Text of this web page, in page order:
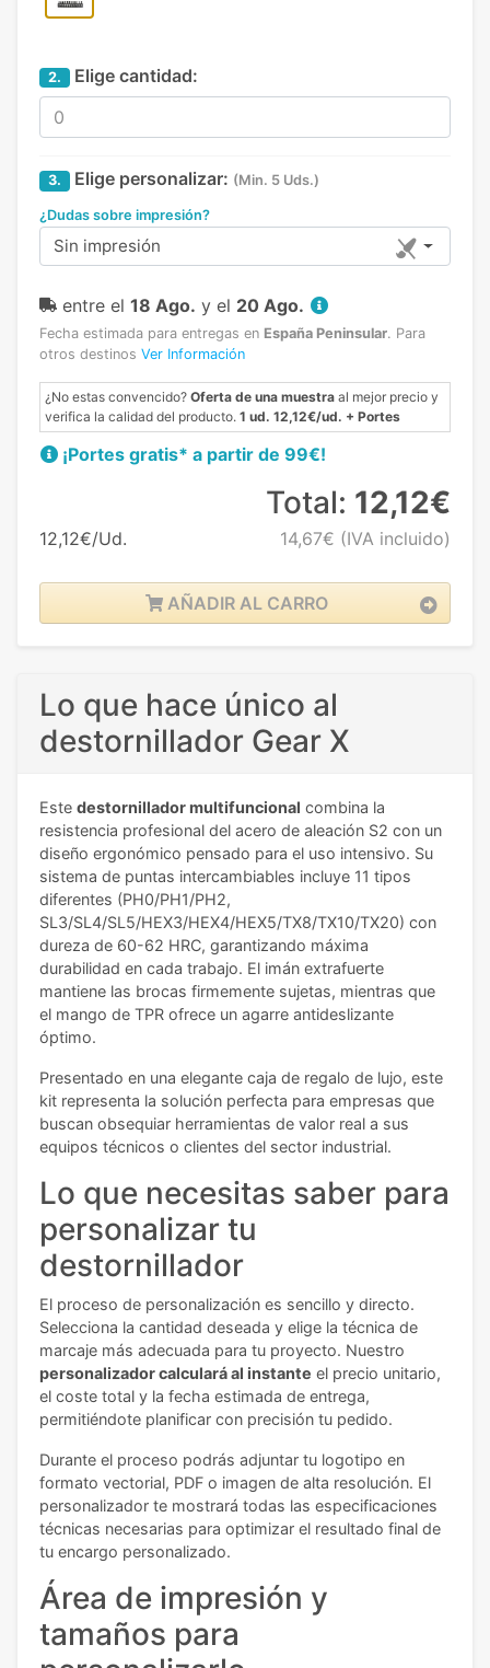
2. Elige cantidad:
3. Elige personalizar: (Min. 5 Uds.)
¿Dudas sobre impresión?
Sin impresión
entre el 18 Ago. y el 20 Ago.
Fecha estimada para entregas en España Peninsular. Para
otros destinos Ver Información
¿No estas convencido? Oferta de una muestra al mejor precio y
verifica la calidad del producto. 1 ud. 12,12€/ud. + Portes
¡Portes gratis* a partir de 99€!
12,12€/Ud.
Total: 12,12€
14,67€ (IVA incluido)
AÑADIR AL CARRO
Lo que hace único al
destornillador Gear X
Este destornillador multifuncional combina la
resistencia profesional del acero de aleación S2 con un
diseño ergonómico pensado para el uso intensivo. Su
sistema de puntas intercambiables incluye 11 tipos
diferentes (PH0/PH1/PH2,
SL3/SL4/SL5/HEX3/HEX4/HEX5/TX8/TX10/TX20) con
dureza de 60-62 HRC, garantizando máxima
durabilidad en cada trabajo. El imán extrafuerte
mantiene las brocas firmemente sujetas, mientras que
el mango de TPR ofrece un agarre antideslizante
óptimo.
Presentado en una elegante caja de regalo de lujo, este
kit representa la solución perfecta para empresas que
buscan obsequiar herramientas de valor real a sus
equipos técnicos o clientes del sector industrial.
Lo que necesitas saber para
personalizar tu
destornillador
El proceso de personalización es sencillo y directo.
Selecciona la cantidad deseada y elige la técnica de
marcaje más adecuada para tu proyecto. Nuestro
personalizador calculará al instante el precio unitario,
el coste total y la fecha estimada de entrega,
permitiéndote planificar con precisión tu pedido.
Durante el proceso podrás adjuntar tu logotipo en
formato vectorial, PDF o imagen de alta resolución. El
personalizador te mostrará todas las especificaciones
técnicas necesarias para optimizar el resultado final de
tu encargo personalizado.
Área de impresión y
tamaños para